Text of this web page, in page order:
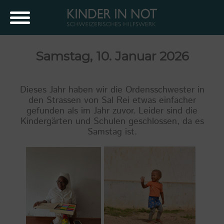
Samstag, 10. Januar 2026
Dieses Jahr haben wir die Ordensschwester in
den Strassen von Sal Rei etwas einfacher
gefunden als im Jahr zuvor. Leider sind die
Kindergärten und Schulen geschlossen, da es
Samstag ist.